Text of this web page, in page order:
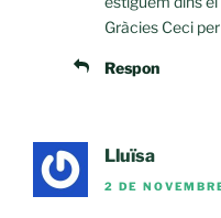
Gràcies Ceci
Respon
Lluïsa
2 DE